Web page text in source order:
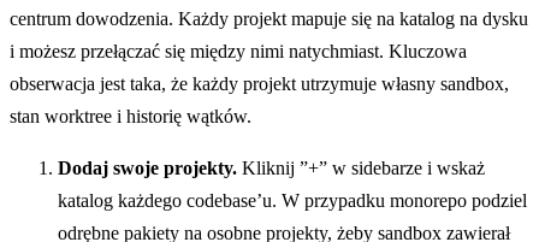
centrum dowodzenia. Każdy projekt mapuje się na katalog na dysku
i możesz przełączać się między nimi natychmiast. Kluczowa
obserwacja jest taka, że każdy projekt utrzymuje własny sandbox,
stan worktree i historię wątków.
Dodaj swoje projekty. Kliknij ”+” w sidebarze i wskaż
katalog każdego codebase’u. W przypadku monorepo podziel
odrębne pakiety na osobne projekty, żeby sandbox zawierał